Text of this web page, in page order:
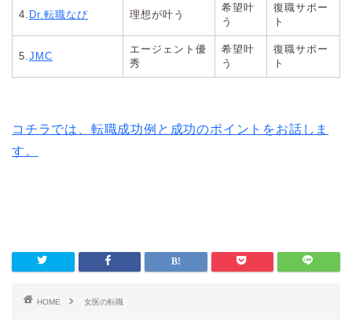
4. Dr.転職なび 理想が叶う
希望叶
う
復職サポー
ト
5. JMC
エージェント優
秀
希望叶
う
復職サポー
ト
コチラでは、転職成功例と成功のポイントをお話しま
す。
HOME 女医の転職